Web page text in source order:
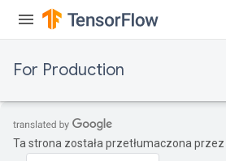
For Production
Ta strona została przetłumaczona przez